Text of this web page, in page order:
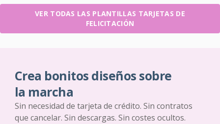
VER TODAS LAS PLANTILLAS TARJETAS DE
FELICITACIÓN
Crea bonitos diseños sobre
la marcha
Sin necesidad de tarjeta de crédito. Sin contratos
que cancelar. Sin descargas. Sin costes ocultos.